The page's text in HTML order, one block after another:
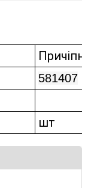
581407
шт